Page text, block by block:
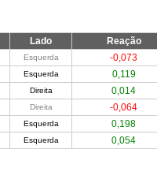
Lado Reação
Esquerda -0,073
Esquerda 0,119
Direita 0,014
Direita -0,064
Esquerda 0,198
Esquerda 0,054